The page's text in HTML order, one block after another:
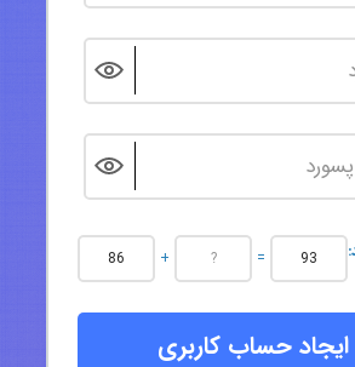
+ =
ایجاد حساب کاربری